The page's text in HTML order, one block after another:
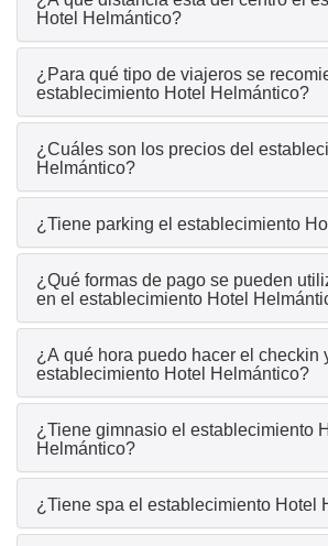
Hotel Helmántico?
¿Para qué tipo de viajeros se
establecimiento Hotel Helmántico?
¿Cuáles son los precios del
Helmántico?
¿Tiene parking el establecimiento
¿Qué formas de pago se pueden
en el establecimiento Hotel
¿A qué hora puedo hacer el checkin
establecimiento Hotel Helmántico?
¿Tiene gimnasio el establecimiento
Helmántico?
¿Tiene spa el establecimiento Hotel